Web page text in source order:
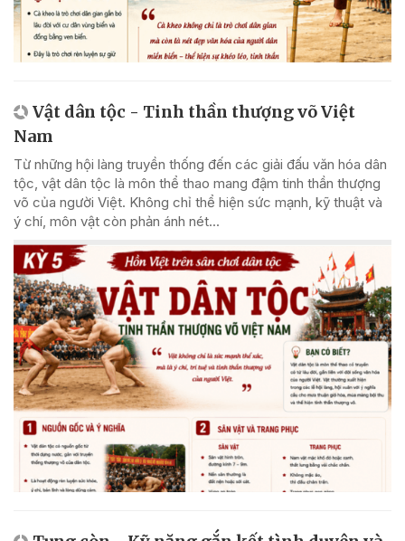
Vật dân tộc - Tinh thần thượng võ Việt
Nam
Từ những hội làng truyền thống đến các giải đấu văn hóa dân
tộc, vật dân tộc là môn thể thao mang đậm tinh thần thượng
võ của người Việt. Không chỉ thể hiện sức mạnh, kỹ thuật và
ý chí, môn vật còn phản ánh nét...